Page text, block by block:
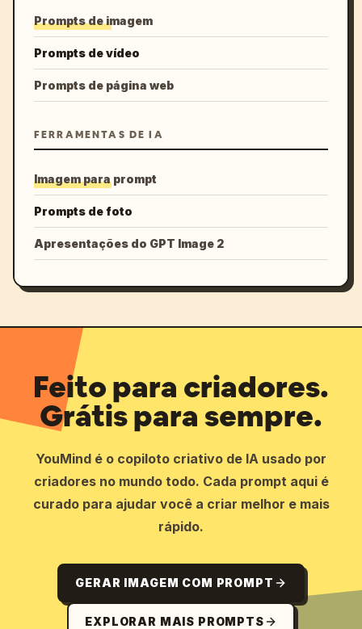
Prompts de imagem
Prompts de vídeo
Prompts de página web
FERRAMENTAS DE IA
Imagem para prompt
Prompts de foto
Apresentações do GPT Image 2
Feito para criadores.
Grátis para sempre.
YouMind é o copiloto criativo de IA usado por
criadores no mundo todo. Cada prompt aqui é
curado para ajudar você a criar melhor e mais
rápido.
GERAR IMAGEM COM PROMPT
EXPLORAR MAIS PROMPTS